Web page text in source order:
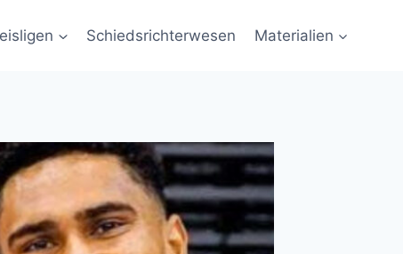
Schiedsrichterwesen Materialien